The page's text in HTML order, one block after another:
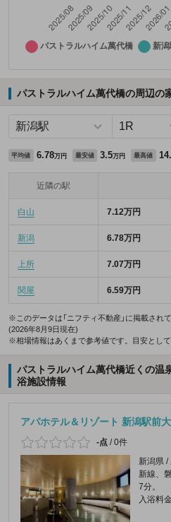
パストラルハイム萬代橋の周辺の
平均値 6.78万円 最安値 3.5万円 最高値
近隣の駅
白山 7.12万円
新潟 6.78万円
上所 7.07万円
関屋 6.59万円
※このデータは「ニフティ不動産」に掲載され
(2026年8月9日現在)
※相場情報はあくまで参考値です。目安として
パストラルハイム萬代橋近くの温
浴施設情報
アパホテル＆リゾート 新潟駅前
-点 /0件
新潟県 /
新線、
7分。
入浴料